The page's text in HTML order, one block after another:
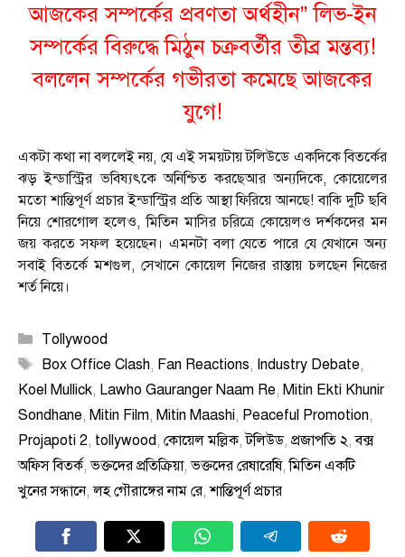
আজকের সম্পর্কের প্রবণতা অর্থহীন” লিভ-ইন
সম্পর্কের বিরুদ্ধে মিঠুন চক্রবর্তীর তীব্র মন্তব্য!
বললেন সম্পর্কের গভীরতা কমেছে আজকের
যুগে!
একটা কথা না বললেই নয়, যে এই সময়টায় টলিউডে একদিকে বিতর্কের
ঝড় ইন্ডাস্ট্রির ভবিষ্যৎকে অনিশ্চিত করছেআর অন্যদিকে, কোয়েলের
মতো শান্তিপূর্ণ প্রচার ইন্ডাস্ট্রির প্রতি আস্থা ফিরিয়ে আনছে! বাকি দুটি ছবি
নিয়ে শোরগোল হলেও, মিতিন মাসির চরিত্রে কোয়েলও দর্শকদের মন
জয় করতে সফল হয়েছেন। এমনটা বলা যেতে পারে যে যেখানে অন্য
সবাই বিতর্কে মশগুল, সেখানে কোয়েল নিজের রাস্তায় চলছেন নিজের
শর্ত নিয়ে।
Categories
Tollywood
Tags
Box Office Clash, Fan Reactions, Industry Debate,
Koel Mullick, Lawho Gauranger Naam Re, Mitin Ekti Khunir
Sondhane, Mitin Film, Mitin Maashi, Peaceful Promotion,
Projapoti 2, tollywood, কোয়েল মল্লিক,টলিউড, প্রজাপতি ২,বক্স
অফিস বিতর্ক,ভক্তদের প্রতিক্রিয়া,ভক্তদের রেষারেষি,মিতিন একটি
খুনের সন্ধানে,লহ গৌরাঙ্গের নাম রে,শান্তিপূর্ণ প্রচার